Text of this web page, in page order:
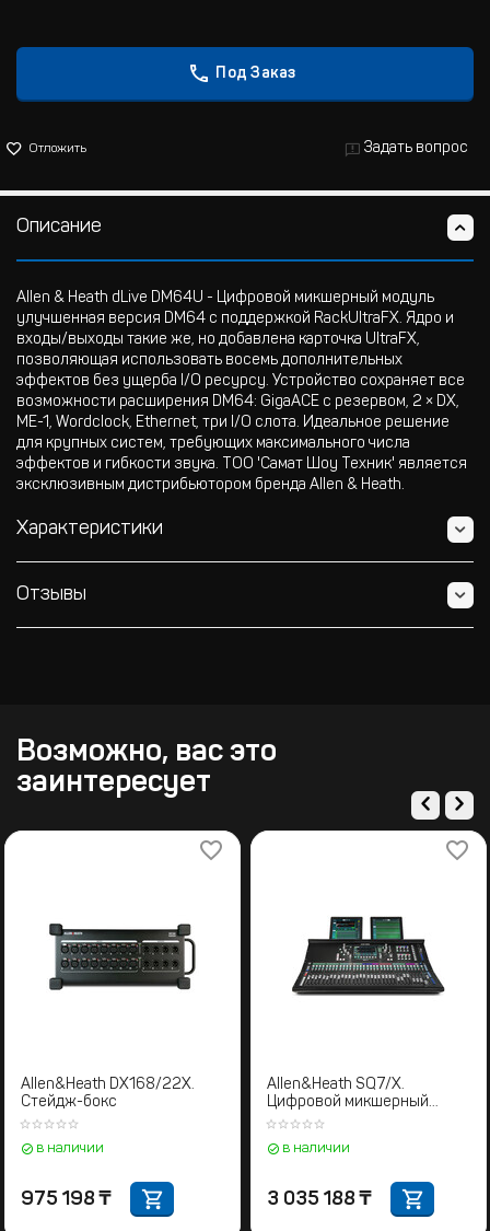
Под Заказ
Отложить Задать вопрос
Описание
Allen & Heath dLive DM64U - Цифровой микшерный модуль
улучшенная версия DM64 с поддержкой RackUltraFX. Ядро и
входы/выходы такие же, но добавлена карточка UltraFX,
позволяющая использовать восемь дополнительных
эффектов без ущерба I/O ресурсу. Устройство сохраняет все
возможности расширения DM64: GigaACE с резервом, 2 × DX,
ME-1, Wordclock, Ethernet, три I/O слота. Идеальное решение
для крупных систем, требующих максимального числа
эффектов и гибкости звука. ТОО 'Самат Шоу Техник' является
эксклюзивным дистрибьютором бренда Allen & Heath.
Характеристики
Отзывы
Возможно, вас это
заинтересует
Allen&Heath DX168/22X.
Стейдж-бокс
в наличии
975 198 ₸
Allen&Heath SQ7/X.
Цифровой микшерный
пульт
в наличии
3 035 188 ₸